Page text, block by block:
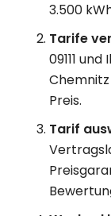
3.500
Tarife
09111
Preis.
Tarif